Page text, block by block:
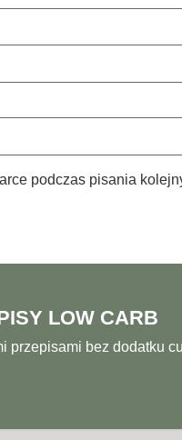
podczas pisania
LOW CARB
przepisami bez dodatku